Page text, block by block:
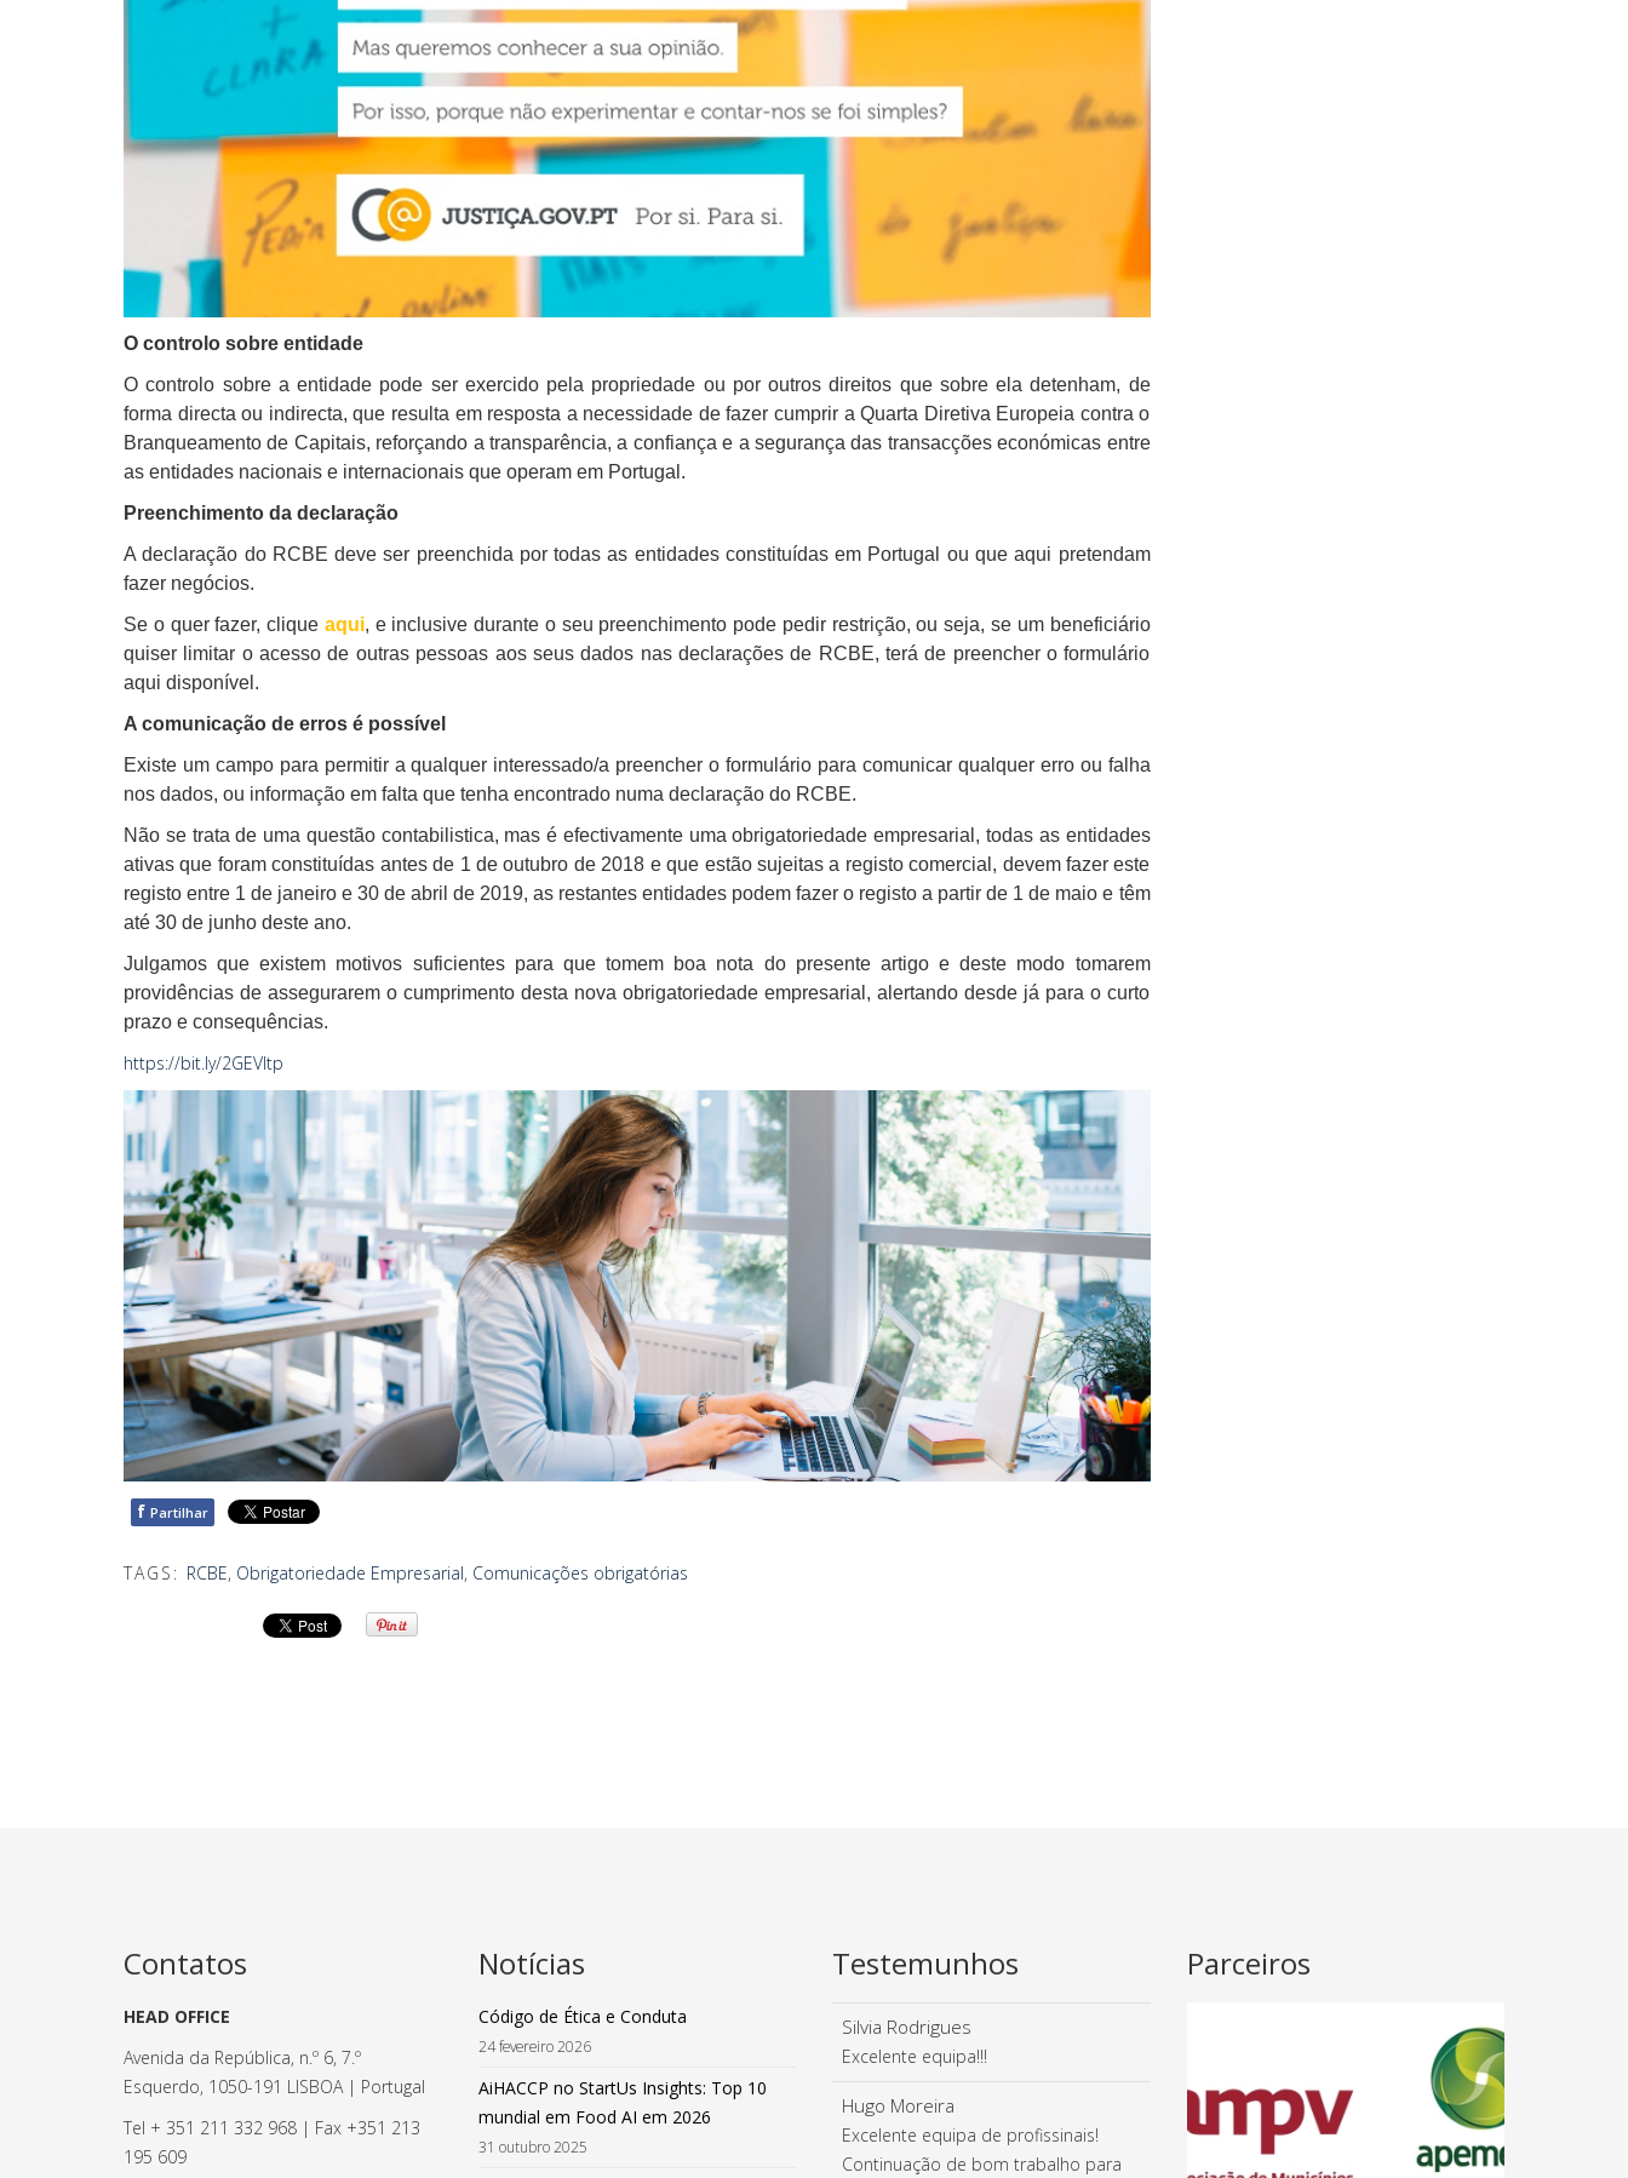
O controlo sobre entidade
O controlo sobre a entidade pode ser exercido pela propriedade ou por outros direitos que sobre ela detenham, de
forma directa ou indirecta, que resulta em resposta a necessidade de fazer cumprir a Quarta Diretiva Europeia contra o
Branqueamento de Capitais, reforçando a transparência, a confiança e a segurança das transacções económicas entre
as entidades nacionais e internacionais que operam em Portugal.
Preenchimento da declaração
A declaração do RCBE deve ser preenchida por todas as entidades constituídas em Portugal ou que aqui pretendam
fazer negócios.
Se o quer fazer, clique aqui, e inclusive durante o seu preenchimento pode pedir restrição, ou seja, se um beneficiário
quiser limitar o acesso de outras pessoas aos seus dados nas declarações de RCBE, terá de preencher o formulário
aqui disponível.
A comunicação de erros é possível
Existe um campo para permitir a qualquer interessado/a preencher o formulário para comunicar qualquer erro ou falha
nos dados, ou informação em falta que tenha encontrado numa declaração do RCBE.
Não se trata de uma questão contabilistica, mas é efectivamente uma obrigatoriedade empresarial, todas as entidades
ativas que foram constituídas antes de 1 de outubro de 2018 e que estão sujeitas a registo comercial, devem fazer este
registo entre 1 de janeiro e 30 de abril de 2019, as restantesentidades podem fazer o registo a partir de 1 de maio e têm
até 30 de junho deste ano.
Julgamos que existem motivos suficientes para que tomem boa nota do presente artigo e deste modo tomarem
providências de assegurarem o cumprimento desta nova obrigatoriedade empresarial, alertando desde já para o curto
prazo e consequências.
https://bit.ly/2GEVItp
f Partilhar
TAGS: RCBE, Obrigatoriedade Empresarial, Comunicações obrigatórias
Contatos
HEAD OFFICE
Avenida da República, n.º 6, 7.º
Esquerdo, 1050-191 LISBOA | Portugal
Tel + 351 211 332 968 | Fax +351 213
195 609
Notícias
Código de Ética e Conduta
24 fevereiro 2026
AiHACCP no StartUs Insights: Top 10
mundial em Food AI em 2026
31 outubro 2025
Testemunhos
Silvia Rodrigues
Excelente equipa!!!
Hugo Moreira
Excelente equipa de profissinais!
Continuação de bom trabalho para
Parceiros